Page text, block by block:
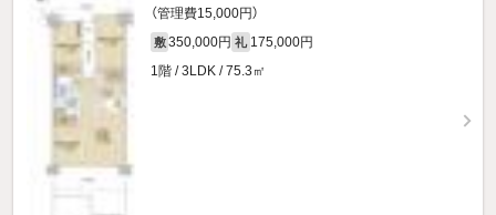
（管理費15,000円）
敷 350,000円 礼 175,000円
1階 / 3LDK / 75.3㎡